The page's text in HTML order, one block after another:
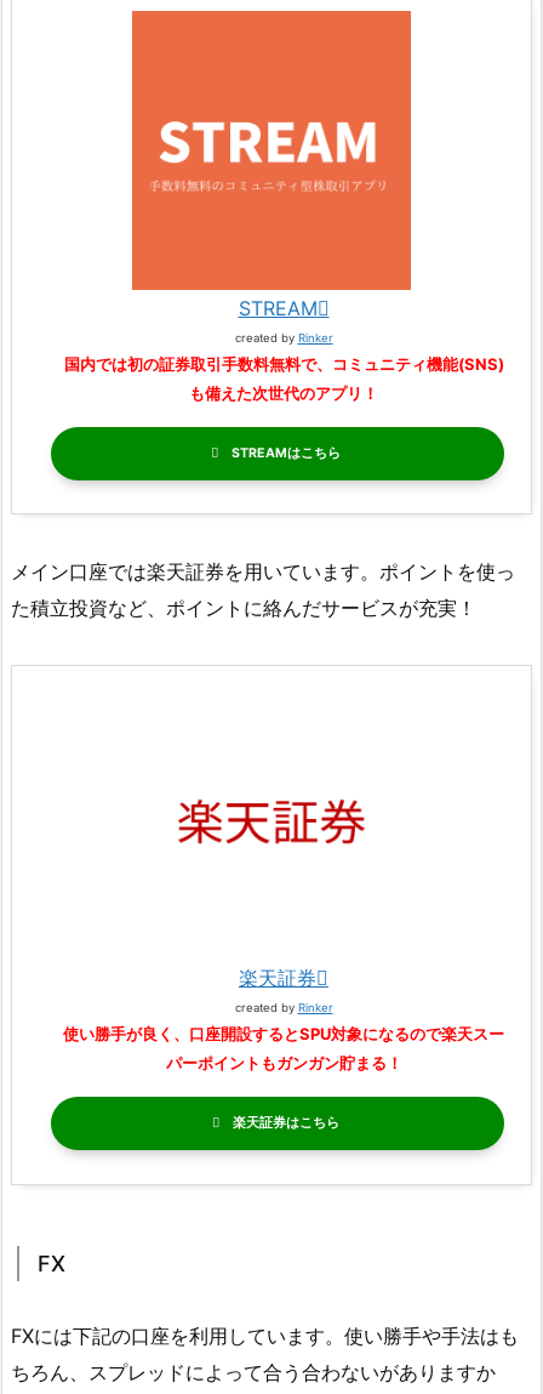
STREAM
created by Rinker
国内では初の証券取引手数料無料で、コミュニティ機能(SNS)
も備えた次世代のアプリ！
STREAM
メイン口座では楽天証券を用いています。ポイントを使っ
た積立投資など、ポイントに絡んだサービスが充実！
楽天証券
created by Rinker
使い勝手が良く、口座開設するとSPU対象になるので楽天スー
パーポイントもガンガン貯まる！
楽天証券
FX
FXには下記の口座を利用しています。使い勝手や手法はも
ちろん、スプレッドによって合う合わないがありますか